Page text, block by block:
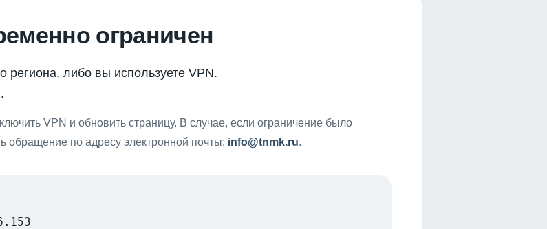
ограничен
либо вы используете VPN.
VPN и обновить страницу. В случае, если ограничение было
по адресу электронной почты: info@tnmk.ru.